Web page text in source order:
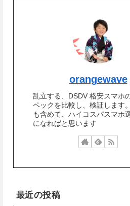
orangewave
乱立する、DSDV 格安スマホ
ペックを比較し、検証します
も含めて、ハイコスパスマホ
になればと思います
最近の投稿